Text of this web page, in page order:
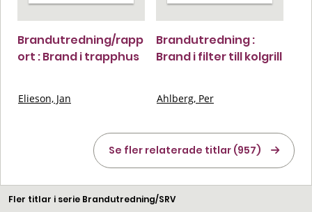
Brandutredning/rapp
ort : Brand i trapphus
Elieson, Jan
Brandutredning :
Brand i filter till kolgrill
Ahlberg, Per
Se fler relaterade titlar (957)
Fler titlar i serie Brandutredning/SRV